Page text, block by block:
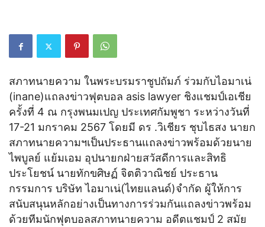
สภาทนายความ ในพระบรมราชูปถัมภ์ ร่วมกับไอมาเน่
(inane)แถลงข่าวฟุตบอล asis lawyer ชิงแชมป์เอเชีย
ครั้งที่ 4 ณ กรุงพนมเปญ ประเทศกัมพูชา ระหว่างวันที่
17-21 มกราคม 2567 โดยมี ดร .วิเชียร ชุบไธสง นายก
สภาทนายความฯเป็นประธานแถลงข่าวพร้อมด้วยนาย
ไพบูลย์ แย้มเอม อุปนายกฝ่ายสวัสดีการและสิทธิ
ประโยชน์ นายทักขศิษฏ์ จิตติวาณิชย์ ประธาน
กรรมการ บริษัท ไอมาเน่(ไทยแลนด์)จำกัด ผู้ให้การ
สนับสนุนหลักอย่างเป็นทางการร่วมกันแถลงข่าวพร้อม
ด้วยทีมนักฟุตบอลสภาทนายความ อดีตแชมป์ 2 สมัย